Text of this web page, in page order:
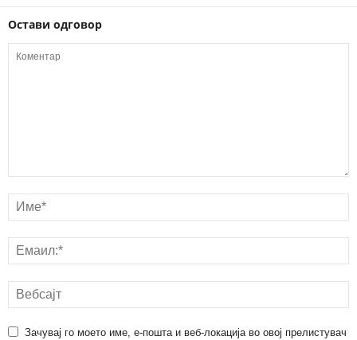
Остави одговор
Зачувај го моето име, е-пошта и веб-локација во овој прелистувач